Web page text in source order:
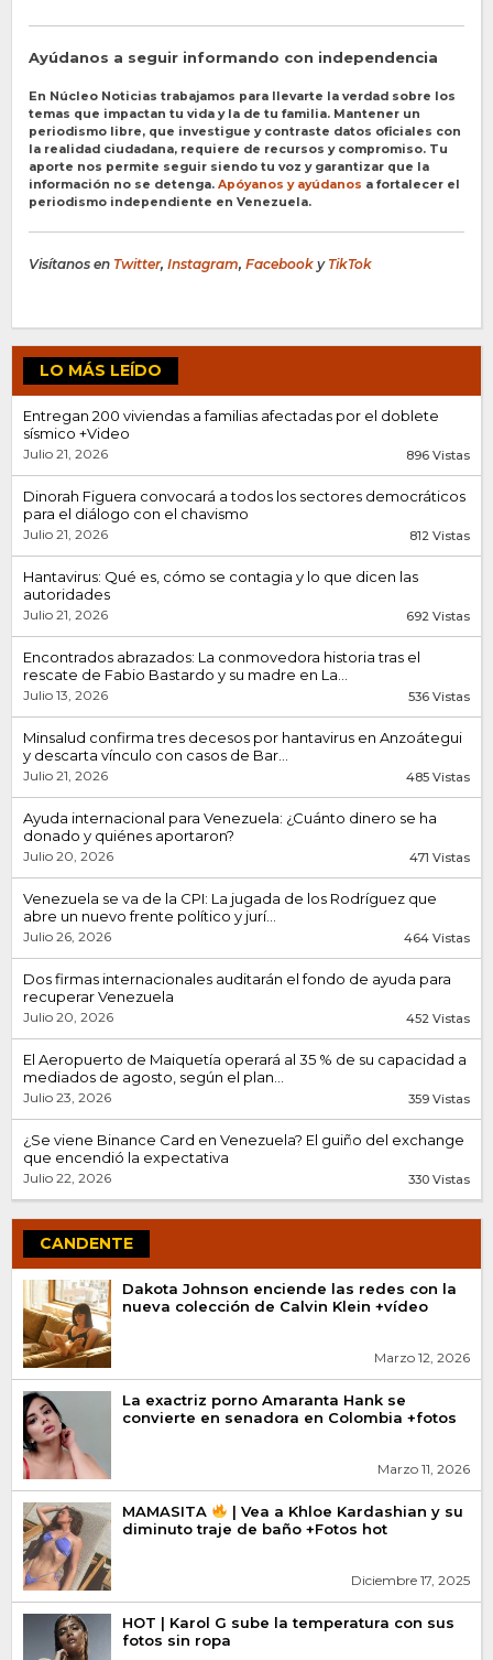
Ayúdanos a seguir informando con independencia
En Núcleo Noticias trabajamos para llevarte la verdad sobre los
temas que impactan tu vida y la de tu familia. Mantener un
periodismo libre, que investigue y contraste datos oficiales con
la realidad ciudadana, requiere de recursos y compromiso. Tu
aporte nos permite seguir siendo tu voz y garantizar que la
información no se detenga. Apóyanos y ayúdanos a fortalecer el
periodismo independiente en Venezuela.
Visítanos en Twitter, Instagram, Facebook y TikTok
LO MÁS LEÍDO
Entregan 200 viviendas a familias afectadas por el doblete
sísmico +Video
Julio 21, 2026 896 Vistas
Dinorah Figuera convocará a todos los sectores democráticos
para el diálogo con el chavismo
Julio 21, 2026 812 Vistas
Hantavirus: Qué es, cómo se contagia y lo que dicen las
autoridades
Julio 21, 2026 692 Vistas
Encontrados abrazados: La conmovedora historia tras el
rescate de Fabio Bastardo y su madre en La...
Julio 13, 2026 536 Vistas
Minsalud confirma tres decesos por hantavirus en Anzoátegui
y descarta vínculo con casos de Bar...
Julio 21, 2026 485 Vistas
Ayuda internacional para Venezuela: ¿Cuánto dinero se ha
donado y quiénes aportaron?
Julio 20, 2026 471 Vistas
Venezuela se va de la CPI: La jugada de los Rodríguez que
abre un nuevo frente político y jurí...
Julio 26, 2026 464 Vistas
Dos firmas internacionales auditarán el fondo de ayuda para
recuperar Venezuela
Julio 20, 2026 452 Vistas
El Aeropuerto de Maiquetía operará al 35 % de su capacidad a
mediados de agosto, según el plan...
Julio 23, 2026 359 Vistas
¿Se viene Binance Card en Venezuela? El guiño del exchange
que encendió la expectativa
Julio 22, 2026 330 Vistas
CANDENTE
Dakota Johnson enciende las redes con la
nueva colección de Calvin Klein +vídeo
Marzo 12, 2026
La exactriz porno Amaranta Hank se
convierte en senadora en Colombia +fotos
Marzo 11, 2026
MAMASITA
| Vea a Khloe Kardashian y su
diminuto traje de baño +Fotos hot
Diciembre 17, 2025
HOT | Karol G sube la temperatura con sus
fotos sin ropa